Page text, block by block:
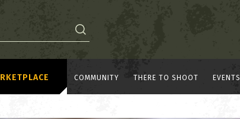
COMMUNITY THERE TO SHOOT EVENTS